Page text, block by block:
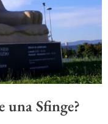
una Sfinge?